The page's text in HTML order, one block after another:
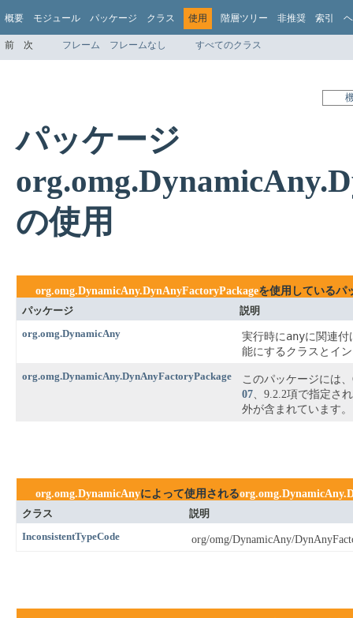
概要 モジュール パッケージ クラス 使用 階層ツリー 非推奨 索引
前 次 フレーム フレームなし すべてのクラス
パッケージ
の使用
org.omg.DynamicAny.DynAnyFactoryPackageを使用しているパ
パッケージ
説明
org.omg.DynamicAny
実行時にanyに関連付
能にするクラスとイ
org.omg.DynamicAny.DynAnyFactoryPackage
このパッケージには
07、9.2.2項で指定さ
外が含まれています。
org.omg.DynamicAnyによって使用される
クラス
説明
InconsistentTypeCode
org/omg/DynamicAny/